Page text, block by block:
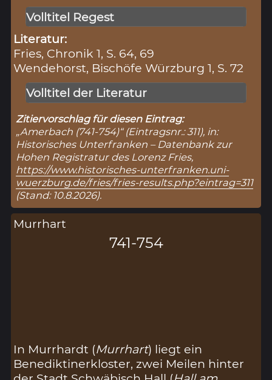
Volltitel Regest
Literatur:
Fries, Chronik 1, S. 64, 69
Wendehorst, Bischöfe Würzburg 1, S. 72
Volltitel der Literatur
Zitiervorschlag für diesen Eintrag:
„Amerbach (741-754)“ (Eintragsnr.: 311), in:
Historisches Unterfranken – Datenbank zur
Hohen Registratur des Lorenz Fries,
https://www.historisches-unterfranken.uni-
wuerzburg.de/fries/fries-results.php?eintrag=311
(Stand: 10.8.2026).
Murrhart
741-754
In Murrhardt (Murrhart) liegt ein
Benediktinerkloster, zwei Meilen hinter